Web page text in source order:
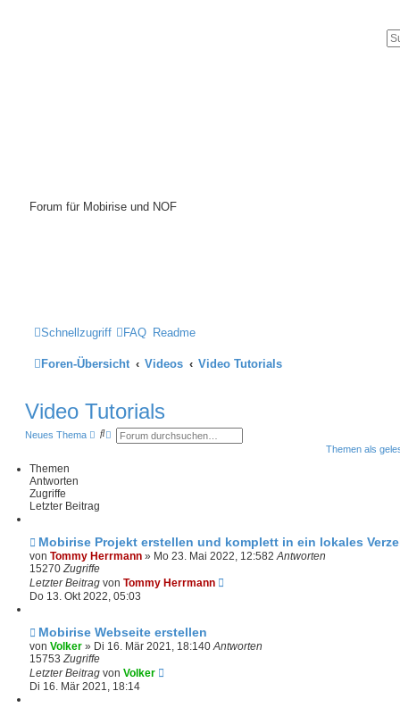
Forum für Mobirise und NOF
Schnellzugriff FAQ Readme
Foren-Übersicht Videos Video Tutorials
Video Tutorials
Neues Thema
S
S
u
c
e
Themen als
Themen
Antworten
Zugriffe
Letzter Beitrag
Mobirise Projekt erstellen und komplett in ein lokales
von Tommy Herrmann » Mo 23. Mai 2022, 12:582Antworten
15270Zugriffe
Letzter Beitrag von Tommy Herrmann
Do 13. Okt 2022, 05:03
Mobirise Webseite erstellen
von Volker » Di 16. Mär 2021, 18:140Antworten
15753Zugriffe
Letzter Beitrag von Volker
Di 16. Mär 2021, 18:14